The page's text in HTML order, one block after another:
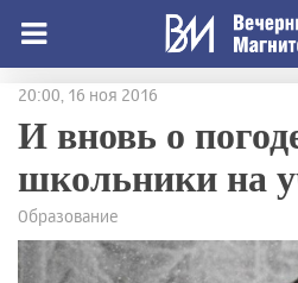
20:00, 16 ноя 2016
И вновь о
школьники на
Образование